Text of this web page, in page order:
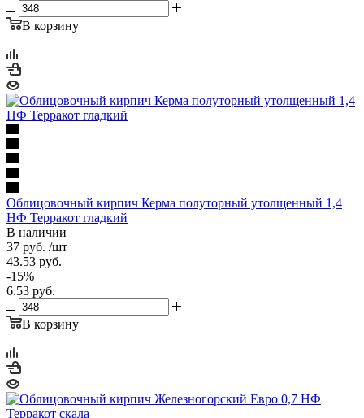
В корзину
Облицовочный кирпич Керма полуторный утолщенный 1,4
НФ Терракот гладкий
В наличии
37 руб. /шт
43.53 руб.
-15%
6.53 руб.
В корзину